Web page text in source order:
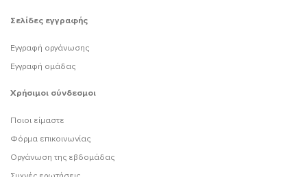
Σελίδες εγγραφής
Εγγραφή οργάνωσης
Εγγραφή ομάδας
Χρήσιμοι σύνδεσμοι
Ποιοι είμαστε
Φόρμα επικοινωνίας
Οργάνωση της εβδομάδας